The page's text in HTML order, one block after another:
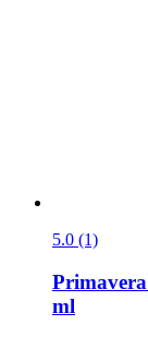
5.0 (1)
Primavera
ml